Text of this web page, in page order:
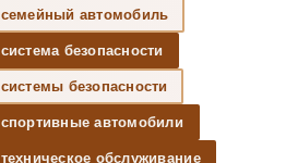
семейный автомобиль
система безопасности
системы безопасности
спортивные автомобили
техническое обслуживание